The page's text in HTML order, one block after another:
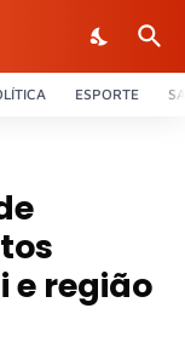
ESPORTE
e região